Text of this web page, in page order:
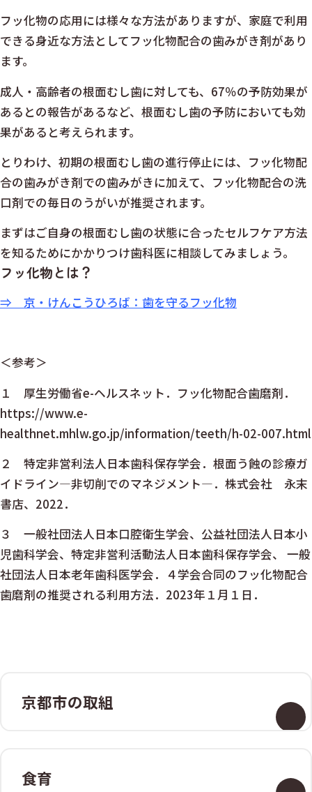
フッ化物の応用には様々な方法がありますが、家庭で利用
できる身近な方法としてフッ化物配合の歯みがき剤があり
ます。
成人・高齢者の根面むし歯に対しても、67％の予防効果が
あるとの報告があるなど、根面むし歯の予防においても効
果があると考えられます。
とりわけ、初期の根面むし歯の進行停止には、フッ化物配
合の歯みがき剤での歯みがきに加えて、フッ化物配合の洗
口剤での毎日のうがいが推奨されます。
まずはご自身の根面むし歯の状態に合ったセルフケア方法
を知るためにかかりつけ歯科医に相談してみましょう。
フッ化物とは？
⇒ 京・けんこうひろば：歯を守るフッ化物
＜参考＞
１ 厚生労働省e-ヘルスネット．フッ化物配合歯磨剤．
https://www.e-
healthnet.mhlw.go.jp/information/teeth/h-02-007.html
２ 特定非営利法人日本歯科保存学会．根面う蝕の診療ガ
イドライン―非切削でのマネジメント―．株式会社 永末
書店、2022．
３ 一般社団法人日本口腔衛生学会、公益社団法人日本小
児歯科学会、特定非営利活動法人日本歯科保存学会、 一般
社団法人日本老年歯科医学会．４学会合同のフッ化物配合
歯磨剤の推奨される利用方法．2023年１月１日．
京都市の取組
食育